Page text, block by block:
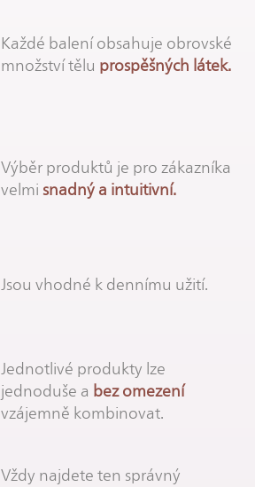
Každé balení obsahuje obrovské
množství tělu prospěšných látek.
Výběr produktů je pro zákazníka
velmi snadný a intuitivní.
Jsou vhodné k dennímu užití.
Jednotlivé produkty lze
jednoduše a bez omezení
vzájemně kombinovat.
Vždy najdete ten správný